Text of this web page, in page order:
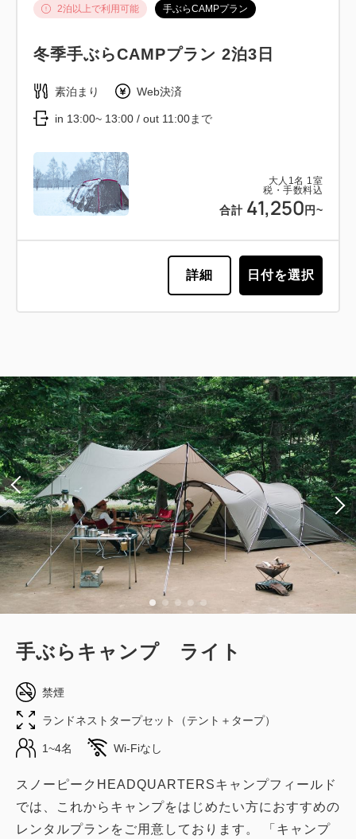
大人 1 名 1 室
税・手数料込
合計 41,250 円~
2泊以上で利用可能 手ぶらCAMPプラン
冬季手ぶらCAMPプラン 2泊3日
素泊まり Web決済
in 13:00~ 13:00 / out 11:00まで
詳細 日付を選択
手ぶらキャンプ ライト
禁煙
ランドネストタープセット（テント＋タープ）
1~4名 Wi-Fiなし
スノーピークHEADQUARTERSキャンプフィールド
では、これからキャンプをはじめたい方におすすめの
レンタルプランをご用意しております。 「キャンプ